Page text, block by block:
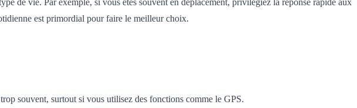
est primordial pour faire le meilleur choix.
souvent, surtout si vous utilisez des fonctions comme le GPS.